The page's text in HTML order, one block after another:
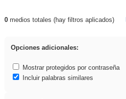
Resultados de: VDj
0medios totales (hay filtros aplicados)
Opciones adicionales:
Mostrar protegidos por contraseña
Incluir palabras similares